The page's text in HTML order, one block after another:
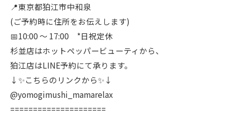
📍東京都狛江市中和泉
(ご予約時に住所をお伝えします)
📅10:00 〜 17:00 *日祝定休
杉並店はホットペッパービューティから、
狛江店はLINE予約にて承ります。
↓✨こちらのリンクから✨↓
@yomogimushi_mamarelax
=====================